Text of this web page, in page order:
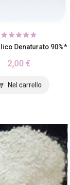
Denaturato 90%*
2,00 €